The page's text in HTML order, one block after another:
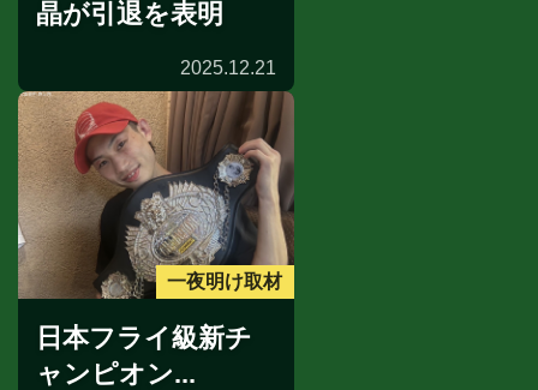
晶が引退を表明
2025.12.21
一夜明け取材
日本フライ級新チ
ャンピオン...